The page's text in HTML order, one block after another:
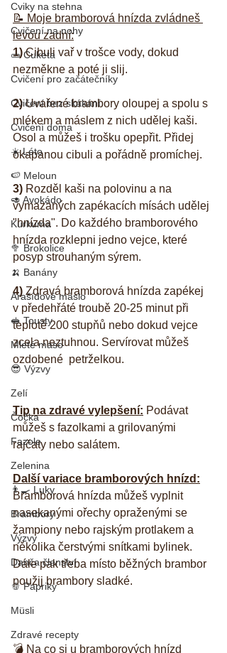
Cviky na stehna
Cvičení na nohy
🥒 Cuketa
Cvičení pro začátečníky
Cvičení bez skákání
Cvičení doma
☀️ Léto
🍉 Meloun
🥑 Avokádo
Kurkuma
🥦 Brokolice
🍌 Banány
Arašídové máslo
🥪 Tousty
Mleté maso
😎 Výzvy
Zelí
Čočka
Fazole
Zelenina
👨‍🍳 Luky
Brambory
Výzvy
Danča členství
🫑 Papriky
Müsli
Zdravé recepty
📝 Moje bramborová hnízda zvládneš
levou zadní:
1) Cibuli vař v trošce vody, dokud
nezměkne a poté ji slij.
2) Uvařené brambory oloupej a spolu s
mlékem a máslem z nich udělej kaši.
Osol a můžeš i trošku opepřit. Přidej
okapanou cibuli a pořádně promíchej.
3) Rozděl kaši na polovinu a na
vymazaných zapékacích mísách udělej
"hnízda". Do každého bramborového
hnízda rozklepni jedno vejce, které
posyp strouhaným sýrem.
4) Zdravá bramborová hnízda zapékej
v předehřáté troubě 20-25 minut při
teplotě 200 stupňů nebo dokud vejce
zcela neztuhnou. Servírovat můžeš
ozdobené  petrželkou.
Tip na zdravé vylepšení: Podávat
můžeš s fazolkami a grilovanými
rajčaty nebo salátem.
Další variace bramborových hnízd:
Bramborová hnízda můžeš vyplnit
nasekanými ořechy opraženými se
žampiony nebo rajským protlakem a
několika čerstvými snítkami bylinek.
Dále pak třeba místo běžných brambor
použij brambory sladké.
💣 Na co si u bramborových hnízd